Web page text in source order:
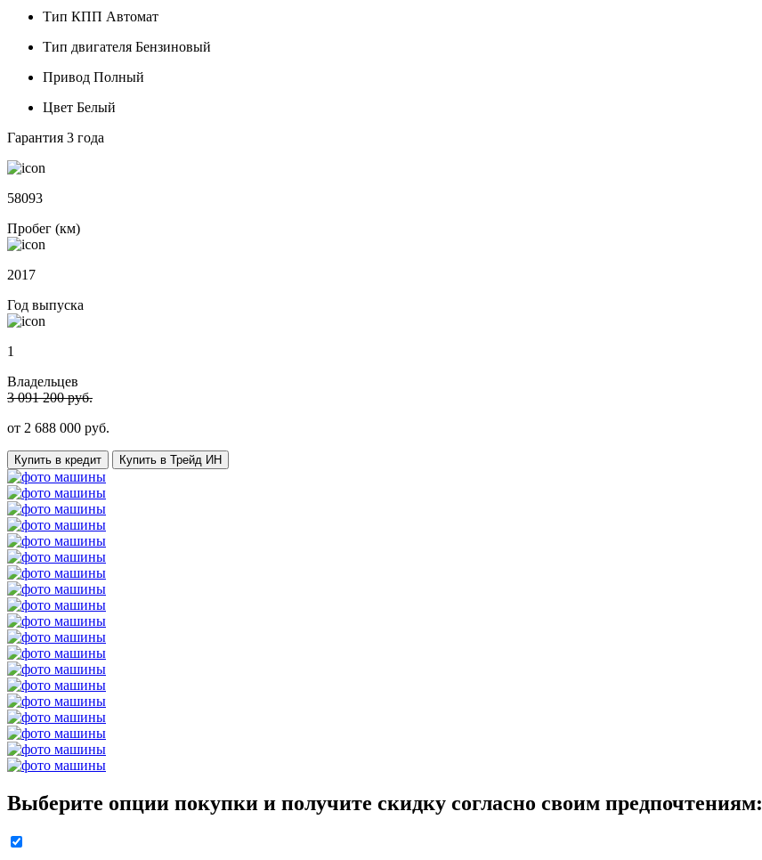
Тип КПП Автомат
Тип двигателя Бензиновый
Привод Полный
Цвет Белый
Гарантия 3 года
58093
Пробег (км)
2017
Год выпуска
1
Владельцев
3 091 200 руб.
от 2 688 000 руб.
Купить в кредит Купить в Трейд ИН
Выберите опции покупки и получите скидку согласно своим предпочтениям: